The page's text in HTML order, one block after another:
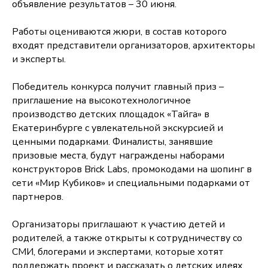
объявление результатов – 30 июня.
Работы оцениваются жюри, в состав которого
входят представители организаторов, архитекторы
и эксперты.
Победитель конкурса получит главный приз –
приглашение на высокотехнологичное
производство детских площадок «Тайга» в
Екатеринбурге с увлекательной экскурсией и
ценными подарками. Финалисты, занявшие
призовые места, будут награждены наборами
конструкторов Brick Labs, промокодами на шопинг в
сети «Мир Кубиков» и специальными подарками от
партнеров.
Организаторы приглашают к участию детей и
родителей, а также открыты к сотрудничеству со
СМИ, блогерами и экспертами, которые хотят